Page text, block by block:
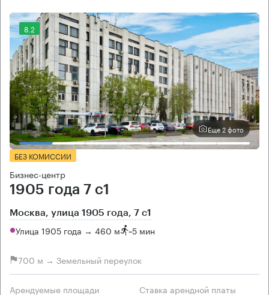
8.2
Еще 2 фото
БЕЗ КОМИССИИ
Бизнес-центр
1905 года 7 с1
Москва, улица 1905 года, 7 с1
Улица 1905 года → 460 м ~5 мин
700 м → Земельный переулок
Арендуемые площади Ставка арендной платы